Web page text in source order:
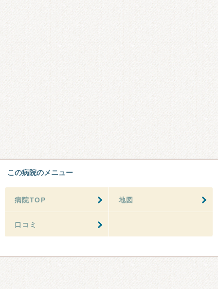
この病院のメニュー
病院TOP 地図
口コミ